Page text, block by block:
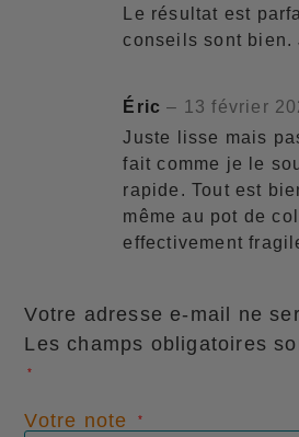
Le résultat est
conseils sont bien.
Éric– 13 février
Juste lisse mais
fait comme je le
rapide. Tout est
même au pot de
effectivement
Votre adresse e-mail ne
Les champs obligatoires
*
Votre note *